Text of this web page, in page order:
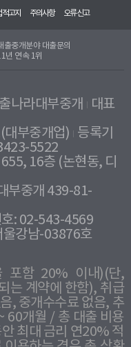
고지 주의사항 오류신고
출중개분야 대출문의
년 연속 1위
나라대부중개
대표
부중개업) 등록기
5522
16층 (논현동, 디
부중개 439-81-
호: 02-543-4569
울강남-03876호
포함 20% 이내)(단,
는 계약에 한함), 취급
, 중개수수료 없음, 추
60개월 / 총 대출 비용
최대 금리 연20% 적